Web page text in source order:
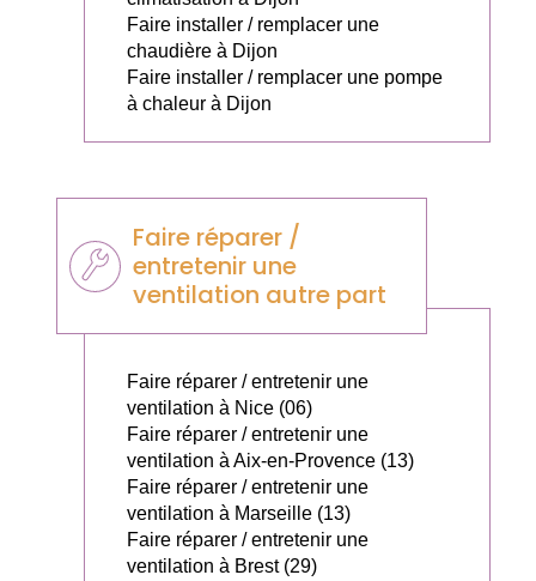
Faire installer / remplacer une
chaudière à Dijon
Faire installer / remplacer une pompe
à chaleur à Dijon
Faire réparer /
entretenir une
ventilation autre part
Faire réparer / entretenir une
ventilation à Nice (06)
Faire réparer / entretenir une
ventilation à Aix-en-Provence (13)
Faire réparer / entretenir une
ventilation à Marseille (13)
Faire réparer / entretenir une
ventilation à Brest (29)